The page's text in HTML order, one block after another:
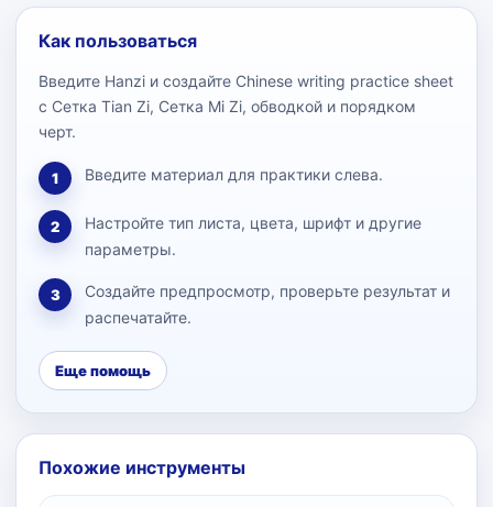
Как пользоваться
Введите Hanzi и создайте Chinese writing practice sheet
с Сетка Tian Zi, Сетка Mi Zi, обводкой и порядком
черт.
1 Введите материал для практики слева.
2
Настройте тип листа, цвета, шрифт и другие
параметры.
3
Создайте предпросмотр, проверьте результат и
распечатайте.
Еще помощь
Похожие инструменты